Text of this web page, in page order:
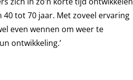
tot 70 jaar. Met zoveel ervaring
even wennen om weer te
ontwikkeling.’